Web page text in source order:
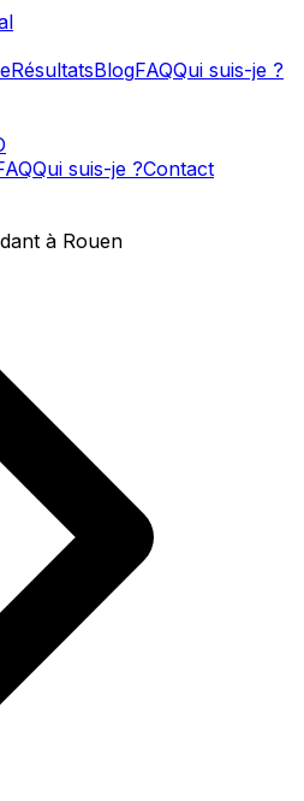
RésultatsBlogFAQQui suis-je ?
Qui suis-je ?Contact
à Rouen